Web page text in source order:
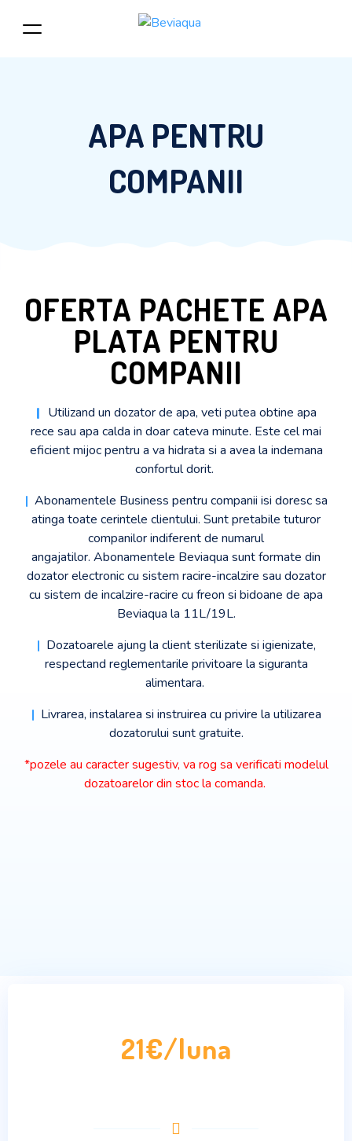
APA PENTRU
COMPANII
OFERTA PACHETE APA
PLATA PENTRU
COMPANII​
| Utilizand un dozator de apa, veti putea obtine apa
rece sau apa calda in doar cateva minute. Este cel mai
eficient mijoc pentru a va hidrata si a avea la indemana
confortul dorit.
| Abonamentele Business pentru companii isi doresc sa
atinga toate cerintele clientului. Sunt pretabile tuturor
companilor indiferent de numarul
angajatilor. Abonamentele Beviaqua sunt formate din
dozator electronic cu sistem racire-incalzire sau dozator
cu sistem de incalzire-racire cu freon si bidoane de apa
Beviaqua la 11L/19L.
| Dozatoarele ajung la client sterilizate si igienizate,
respectand reglementarile privitoare la siguranta
alimentara.
| Livrarea, instalarea si instruirea cu privire la utilizarea
dozatorului sunt gratuite.
*pozele au caracter sugestiv, va rog sa verificati modelul
dozatoarelor din stoc la comanda.
21€/luna